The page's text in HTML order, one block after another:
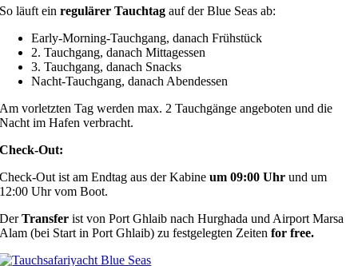
So läuft einregulärer Tauchtag auf der Blue Seas ab:
Early-Morning-Tauchgang, danach Frühstück
2. Tauchgang, danach Mittagessen
3. Tauchgang, danach Snacks
Nacht-Tauchgang, danach Abendessen
Am vorletzten Tag werden max. 2 Tauchgänge angeboten und die
Nacht im Hafen verbracht.
Check-Out:
Check-Out ist am Endtag aus der Kabineum 09:00 Uhr und um
12:00 Uhr vom Boot.
DerTransfer ist von Port Ghlaib nach Hurghada und Airport Marsa
Alam (bei Start in Port Ghlaib) zu festgelegten Zeitenfor free.